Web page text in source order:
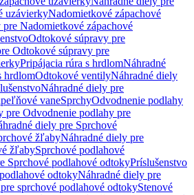
uzávierkyNadomietkové zápachové
Nadomietkové zápachové
Odtokové súpravy pre
Odtokové súpravy pre
Pripájacia rúra s hrdlomNáhradné
hrdlomOdtokové ventilyNáhradné diely
Náhradné diely pre
vaneSprchyOdvodnenie podlahy
pre Odvodnenie podlahy pre
diely pre Sprchové
žľabyNáhradné diely pre
žľabySprchové podlahové
Sprchové podlahové odtokyPríslušenstvo
odtokyNáhradné diely pre
sprchové podlahové odtokyStenové